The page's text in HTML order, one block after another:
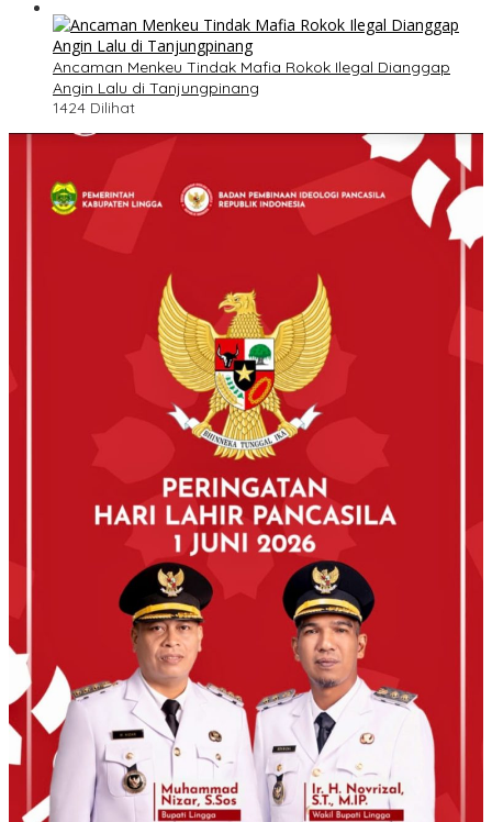
Ancaman Menkeu Tindak Mafia Rokok Ilegal Dianggap
Angin Lalu di Tanjungpinang
1424 Dilihat